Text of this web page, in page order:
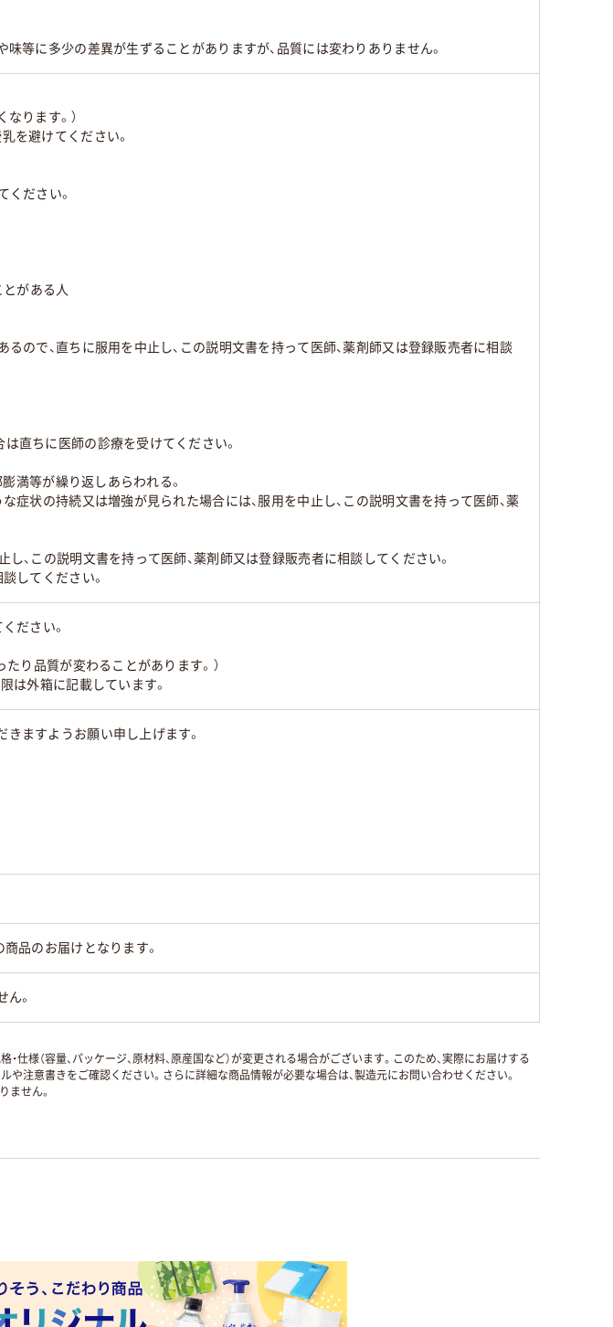
等に多少の差異が生ずることがありますが、品質には変わりありません。
ります。）
を避けてください。
ください。
とがある人
ので、直ちに服用を中止し、この説明文書を持って医師、薬剤師又は登録販売者に相談
直ちに医師の診療を受けてください。
膨満等が繰り返しあらわれる。
症状の持続又は増強が見られた場合には、服用を中止し、この説明文書を持って医師、薬
、この説明文書を持って医師、薬剤師又は登録販売者に相談してください。
してください。
ださい。
たり品質が変わることがあります。）
は外箱に記載しています。
ますようお願い申し上げます。
品のお届けとなります。
。
様（容量、パッケージ、原材料、原産国など）が変更される場合がございます。このため、実際にお届けする
注意書きをご確認ください。さらに詳細な商品情報が必要な場合は、製造元にお問い合わせください。
ません。